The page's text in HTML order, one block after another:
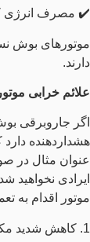
✔️ مصرف انرژی
موتورهای بوش
دارند.
علائم خرابی
اگر جاروبرقی
هشداردهنده دارد
عنوان مثال در
ایرادی
موتور اقدام به
1. کاهش شدید مکش